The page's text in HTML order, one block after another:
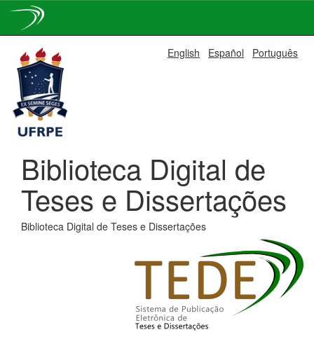
navigation
English Español Português
Biblioteca Digital de
Teses e Dissertações
Biblioteca Digital de Teses e Dissertações